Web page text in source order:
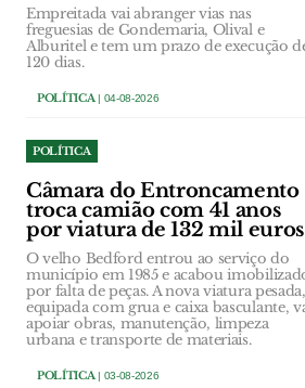
Empreitada vai abranger vias nas
freguesias de Gondemaria, Olival e
Alburitel e tem um prazo de execução
120 dias.
POLÍTICA| 04-08-2026
POLÍTICA
Câmara do Entroncamento
troca camião com 41 anos
por viatura de 132 mil euros
O velho Bedford entrou ao serviço do
município em 1985 e acabou
por falta de peças. A nova viatura pesada,
equipada com grua e caixa basculante,
apoiar obras, manutenção, limpeza
urbana e transporte de materiais.
POLÍTICA| 03-08-2026